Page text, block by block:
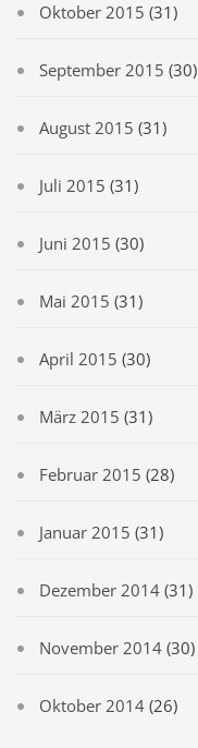
Oktober 2015 (31)
September 2015 (30)
August 2015 (31)
Juli 2015 (31)
Juni 2015 (30)
Mai 2015 (31)
April 2015 (30)
März 2015 (31)
Februar 2015 (28)
Januar 2015 (31)
Dezember 2014 (31)
November 2014 (30)
Oktober 2014 (26)